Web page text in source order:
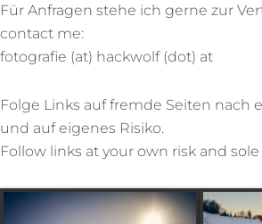
Für Anfragen stehe ich gerne zur
contact me:
fotografie (at) hackwolf (dot) at
Folge Links auf fremde Seiten nach
und auf eigenes Risiko.
Follow links at your own risk and